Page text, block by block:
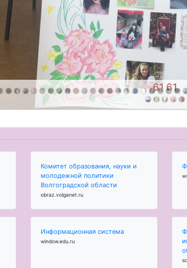
60 60
Комитет образования, науки и
молодежной политики
Волгоградской области
obraz.volganet.ru
Информационная система
window.edu.ru